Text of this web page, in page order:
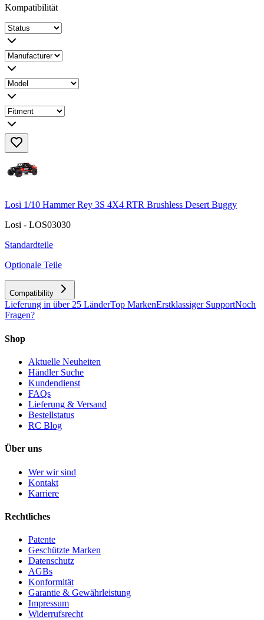
Kompatibilität
Losi 1/10 Hammer Rey 3S 4X4 RTR Brushless Desert Buggy
Losi - LOS03030
Standardteile
Optionale Teile
Compatibility
Lieferung in über 25 LänderTop MarkenErstklassiger SupportNoch
Fragen?
Shop
Aktuelle Neuheiten
Händler Suche
Kundendienst
FAQs
Lieferung & Versand
Bestellstatus
RC Blog
Über uns
Wer wir sind
Kontakt
Karriere
Rechtliches
Patente
Geschützte Marken
Datenschutz
AGBs
Konformität
Garantie & Gewährleistung
Impressum
Widerrufsrecht